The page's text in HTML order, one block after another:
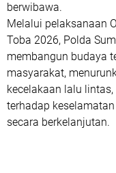
berwibawa.
Melalui pelaksanaan
Toba 2026, Polda
membangun budaya
masyarakat,
kecelakaan lalu
terhadap
secara berkelanjutan.